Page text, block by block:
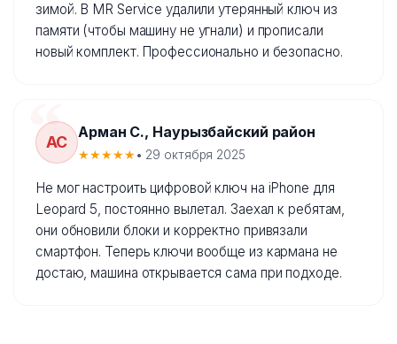
зимой. В MR Service удалили утерянный ключ из
памяти (чтобы машину не угнали) и прописали
новый комплект. Профессионально и безопасно.
АС
Арман С., Наурызбайский район
★★★★★• 29 октября 2025
Не мог настроить цифровой ключ на iPhone для
Leopard 5, постоянно вылетал. Заехал к ребятам,
они обновили блоки и корректно привязали
смартфон. Теперь ключи вообще из кармана не
достаю, машина открывается сама при подходе.